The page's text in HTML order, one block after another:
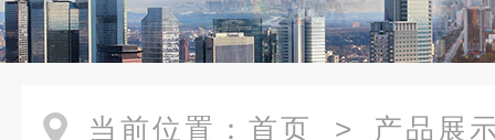
当前位置： 首页 > 产品展